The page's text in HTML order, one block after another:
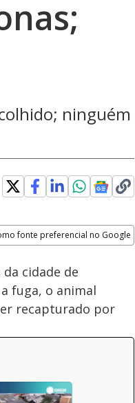
ninguém
fonte preferencial no Google
cidade de
fuga, o animal
recapturado por